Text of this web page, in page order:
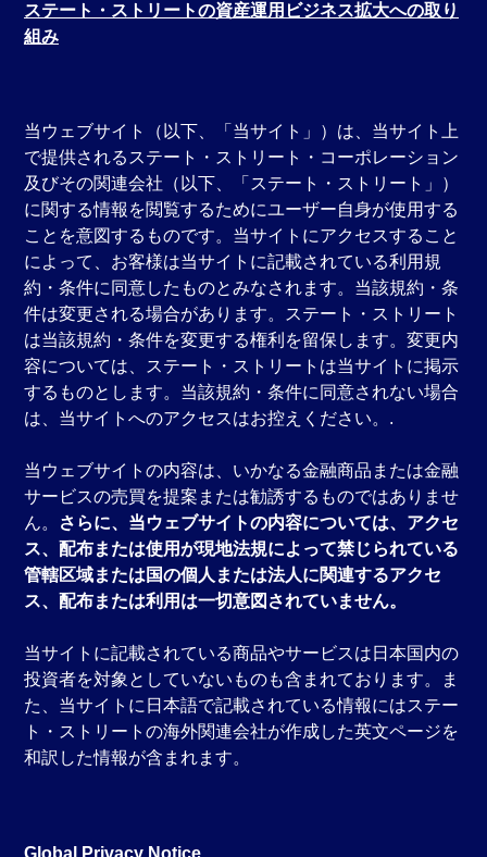
ステート・ストリートの資産運用ビジネス拡大への取り
組み
当ウェブサイト（以下、「当サイト」）は、当サイト上
で提供されるステート・ストリート・コーポレーション
及びその関連会社（以下、「ステート・ストリート」）
に関する情報を閲覧するためにユーザー自身が使用する
ことを意図するものです。当サイトにアクセスすること
によって、お客様は当サイトに記載されている利用規
約・条件に同意したものとみなされます。当該規約・条
件は変更される場合があります。ステート・ストリート
は当該規約・条件を変更する権利を留保します。変更内
容については、ステート・ストリートは当サイトに掲示
するものとします。当該規約・条件に同意されない場合
は、当サイトへのアクセスはお控えください。.
当ウェブサイトの内容は、いかなる金融商品または金融
サービスの売買を提案または勧誘するものではありませ
ん。
さらに、当ウェブサイトの内容については、アクセ
ス、配布または使用が現地法規によって禁じられている
管轄区域または国の個人または法人に関連するアクセ
ス、配布または利用は一切意図されていません。
当サイトに記載されている商品やサービスは日本国内の
投資者を対象としていないものも含まれております。ま
た、当サイトに日本語で記載されている情報にはステー
ト・ストリートの海外関連会社が作成した英文ページを
和訳した情報が含まれます。
Global Privacy Notice